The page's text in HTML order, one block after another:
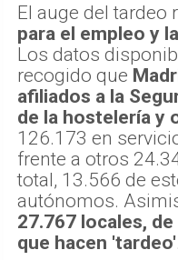
El auge del tardeo r
para el empleo y
Los datos
recogido que
afiliados a la
de la hostelería y
126.173 en
frente a otros
total, 13.566 de
autónomos.
27.767 locales,
que hacen 'tardeo'